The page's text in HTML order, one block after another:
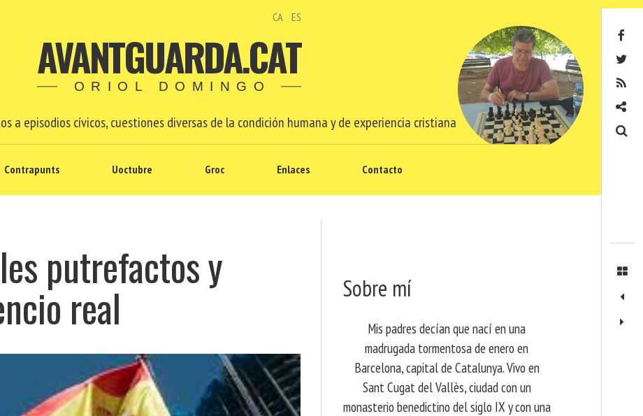
CA ES
AVANTGUARDA.CAT
ORIOL DOMINGO
a episodios cívicos, cuestiones diversas de la condición humana y de experiencia cristiana
Contrapunts Uoctubre Groc Enlaces Contacto
putrefactos y
real Sobre mí
Mis padres decían que nací en una
madrugada tormentosa de enero en
Barcelona, ​​capital de Catalunya. Vivo en
Sant Cugat del Vallès, ciudad con un
monasterio benedictino del siglo IX y con una
Contacto